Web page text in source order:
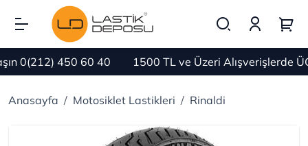
0(212) 450 60 40 1500 TL ve Üzeri Alışverişlerde
Anasayfa Motosiklet Lastikleri Rinaldi